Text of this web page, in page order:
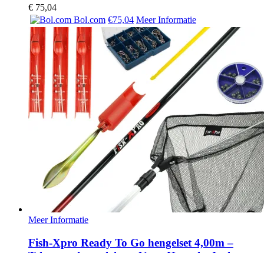
€ 75,04
Bol.com €75,04 Meer Informatie
Meer Informatie
Fish-Xpro Ready To Go hengelset 4,00m –